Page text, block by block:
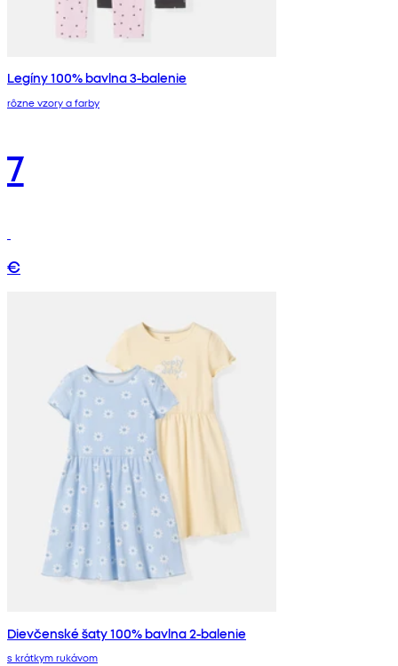
Legíny 100% bavlna 3-balenie
rôzne vzory a farby
7
€
Dievčenské šaty 100% bavlna 2-balenie
s krátkym rukávom